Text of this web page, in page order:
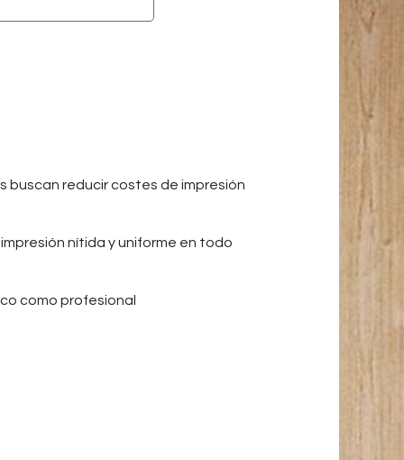
buscan reducir costes de impresión
nítida y uniforme en todo
como profesional